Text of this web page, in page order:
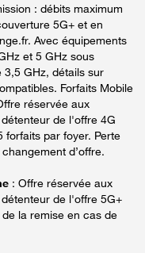
: débits maximum
5G+ et en
Avec équipements
et 5 GHz sous
GHz, détails sur
Forfaits Mobile
réservée aux
de l'offre 4G
forfaits par foyer. Perte
d’offre.
: Offre réservée aux
de l'offre 5G+
la remise en cas de